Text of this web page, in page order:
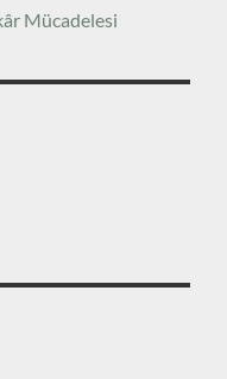
Mücadelesi